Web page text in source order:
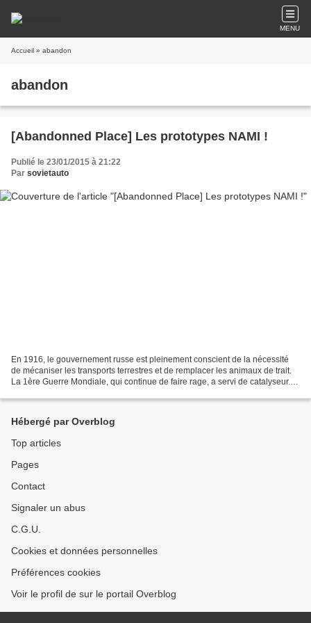
MENU
Accueil » abandon
abandon
[Abandonned Place] Les prototypes NAMI !
Publié le 23/01/2015 à 21:22
Par sovietauto
En 1916, le gouvernement russe est pleinement conscient de la nécessité
de mécaniser les transports terrestres et de remplacer les animaux de trait.
La 1ère Guerre Mondiale, qui continue de faire rage, a servi de catalyseur.
Hébergé par Overblog
Top articles
Pages
Contact
Signaler un abus
C.G.U.
Cookies et données personnelles
Préférences cookies
Voir le profil de sur le portail Overblog